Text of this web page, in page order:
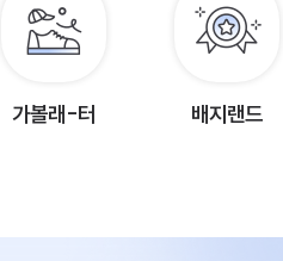
가볼래-터 배지랜드